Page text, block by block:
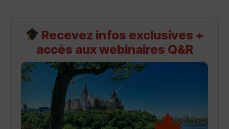
Recevez infos exclusives +
accès aux webinaires Q&R